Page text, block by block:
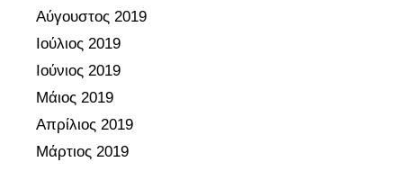
Αύγουστος 2019
Ιούλιος 2019
Ιούνιος 2019
Μάιος 2019
Απρίλιος 2019
Μάρτιος 2019